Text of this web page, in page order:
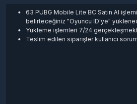
63 PUBG Mobile Lite BC Satın Al
belirteceğiniz "Oyuncu ID'ye"
Yükleme işlemleri 7/24
Teslim edilen siparişler kullanıcı